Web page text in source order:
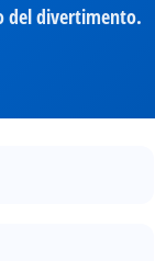
del divertimento.